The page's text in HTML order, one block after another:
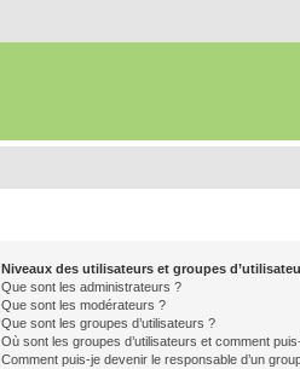
Niveaux des utilisateurs et groupes
Que sont les administrateurs ?
Que sont les modérateurs ?
Que sont les groupes d’utilisateurs ?
Où sont les groupes d’utilisateurs et comment
Comment puis-je devenir le responsable d’un